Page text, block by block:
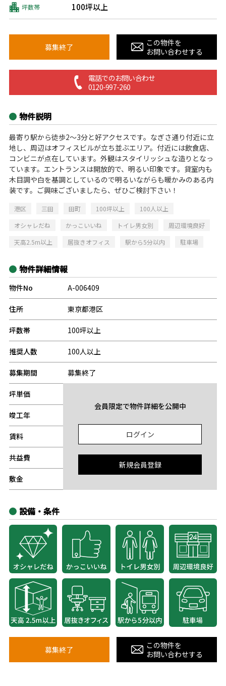
坪数帯 100坪以上
募集終了
この物件を
お問い合わせする
電話でのお問い合わせ
0120-997-260
物件説明
最寄り駅から徒歩2～3分と好アクセスです。なぎさ通り付近に立
地し、周辺はオフィスビルが立ち並ぶエリア。付近には飲食店、
コンビニが点在しています。外観はスタイリッシュな造りとなっ
ています。エントランスは開放的で、明るい印象です。貸室内も
木目調や白を基調としているので明るいながらも暖かみのある内
装です。ご興味ございましたら、ぜひご検討下さい！
港区 三田 田町 100坪以上
100人以上
オシャレだね
かっこいいね トイレ男女別
周辺環境良好
天高2.5m以上
居抜きオフィス 駅から5分以内 駐車場
物件詳細情報
物件No A-006409
住所 東京都港区
坪数帯 100坪以上
推奨人数 100人以上
募集期間 募集終了
坪単価
竣工年
賃料
共益費
敷金
会員限定で物件詳細を公開中
ログイン
新規会員登録
設備・条件
募集終了
この物件を
お問い合わせする